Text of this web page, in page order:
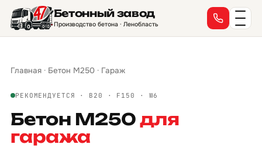
Бетонный завод
Производство бетона · Ленобласть
Главная · Бетон М250 · Гараж
РЕКОМЕНДУЕТСЯ · B20 · F150 · W6
Бетон М250 для
гаража